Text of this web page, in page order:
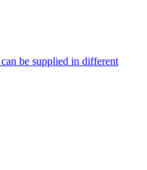
be supplied in different